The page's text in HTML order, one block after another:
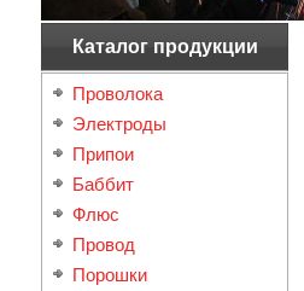
Каталог продукции
Проволока
Электроды
Припои
Баббит
Флюс
Провод
Порошки